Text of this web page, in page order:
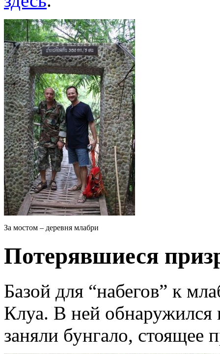
За мостом – деревня млабри
Потерявшиеся
Базой для “набегов” к
Клуа. В ней
заняли бунгало, стоящее